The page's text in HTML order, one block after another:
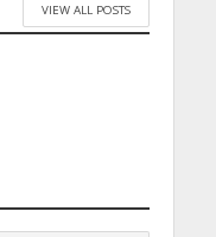
VIEW ALL POSTS